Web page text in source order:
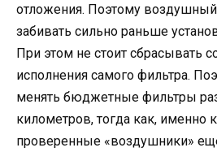
отложения. Поэтому
забивать сильно раньше
При этом не стоит сбрасывать
исполнения самого фильтра.
менять бюджетные фильтры
километров, тогда как, именно
проверенные «воздушники»